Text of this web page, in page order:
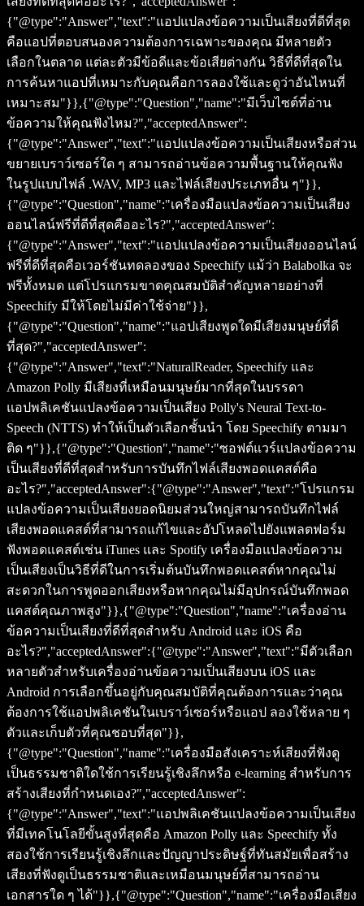
{"@type":"Answer","text":"แอปแปลงข้อความเป็นเสียงที่ดีที่สุด
คือแอปที่ตอบสนองความต้องการเฉพาะของคุณ มีหลายตัว
เลือกในตลาด แต่ละตัวมีข้อดีและข้อเสียต่างกัน วิธีที่ดีที่สุดใน
การค้นหาแอปที่เหมาะกับคุณคือการลองใช้และดูว่าอันไหนที่
เหมาะสม"}},{"@type":"Question","name":"มีเว็บไซต์ที่อ่าน
ข้อความให้คุณฟังไหม?","acceptedAnswer":
{"@type":"Answer","text":"แอปแปลงข้อความเป็นเสียงหรือส่วน
ขยายเบราว์เซอร์ใด ๆ สามารถอ่านข้อความพื้นฐานให้คุณฟัง
ในรูปแบบไฟล์ .WAV, MP3 และไฟล์เสียงประเภทอื่น ๆ"}},
{"@type":"Question","name":"เครื่องมือแปลงข้อความเป็นเสียง
ออนไลน์ฟรีที่ดีที่สุดคืออะไร?","acceptedAnswer":
{"@type":"Answer","text":"แอปแปลงข้อความเป็นเสียงออนไลน์
ฟรีที่ดีที่สุดคือเวอร์ชันทดลองของ Speechify แม้ว่า Balabolka จะ
ฟรีทั้งหมด แต่โปรแกรมขาดคุณสมบัติสำคัญหลายอย่างที่
Speechify มีให้โดยไม่มีค่าใช้จ่าย"}},
{"@type":"Question","name":"แอปเสียงพูดใดมีเสียงมนุษย์ที่ดี
ที่สุด?","acceptedAnswer":
{"@type":"Answer","text":"NaturalReader, Speechify และ
Amazon Polly มีเสียงที่เหมือนมนุษย์มากที่สุดในบรรดา
แอปพลิเคชันแปลงข้อความเป็นเสียง Polly's Neural Text-to-
Speech (NTTS) ทำให้เป็นตัวเลือกชั้นนำ โดย Speechify ตามมา
ติด ๆ"}},{"@type":"Question","name":"ซอฟต์แวร์แปลงข้อความ
เป็นเสียงที่ดีที่สุดสำหรับการบันทึกไฟล์เสียงพอดแคสต์คือ
อะไร?","acceptedAnswer":{"@type":"Answer","text":"โปรแกรม
แปลงข้อความเป็นเสียงยอดนิยมส่วนใหญ่สามารถบันทึกไฟล์
เสียงพอดแคสต์ที่สามารถแก้ไขและอัปโหลดไปยังแพลตฟอร์ม
ฟังพอดแคสต์เช่น iTunes และ Spotify เครื่องมือแปลงข้อความ
เป็นเสียงเป็นวิธีที่ดีในการเริ่มต้นบันทึกพอดแคสต์หากคุณไม่
สะดวกในการพูดออกเสียงหรือหากคุณไม่มีอุปกรณ์บันทึกพอด
แคสต์คุณภาพสูง"}},{"@type":"Question","name":"เครื่องอ่าน
ข้อความเป็นเสียงที่ดีที่สุดสำหรับ Android และ iOS คือ
อะไร?","acceptedAnswer":{"@type":"Answer","text":"มีตัวเลือก
หลายตัวสำหรับเครื่องอ่านข้อความเป็นเสียงบน iOS และ
Android การเลือกขึ้นอยู่กับคุณสมบัติที่คุณต้องการและว่าคุณ
ต้องการใช้แอปพลิเคชันในเบราว์เซอร์หรือแอป ลองใช้หลาย ๆ
ตัวและเก็บตัวที่คุณชอบที่สุด"}},
{"@type":"Question","name":"เครื่องมือสังเคราะห์เสียงที่ฟังดู
เป็นธรรมชาติใดใช้การเรียนรู้เชิงลึกหรือ e-learning สำหรับการ
สร้างเสียงที่กำหนดเอง?","acceptedAnswer":
{"@type":"Answer","text":"แอปพลิเคชันแปลงข้อความเป็นเสียง
ที่มีเทคโนโลยีขั้นสูงที่สุดคือ Amazon Polly และ Speechify ทั้ง
สองใช้การเรียนรู้เชิงลึกและปัญญาประดิษฐ์ที่ทันสมัยเพื่อสร้าง
เสียงที่ฟังดูเป็นธรรมชาติและเหมือนมนุษย์ที่สามารถอ่าน
เอกสารใด ๆ ได้"}},{"@type":"Question","name":"เครื่องมือเสียง